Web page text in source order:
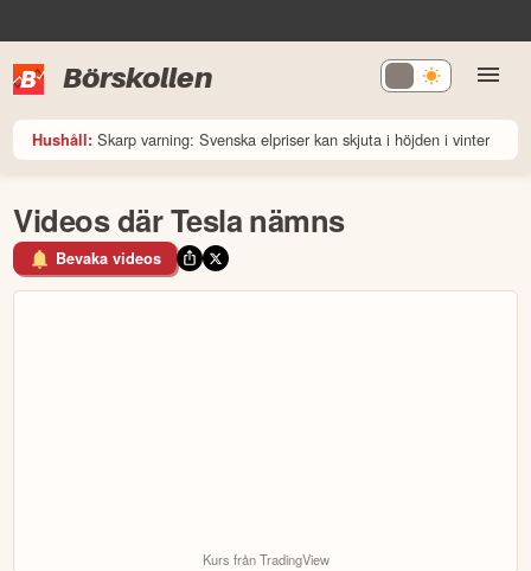
Börskollen
Hushåll: Skarp varning: Svenska elpriser kan skjuta i höjden i vinter
Videos där Tesla nämns
Bevaka videos
Kurs från TradingView